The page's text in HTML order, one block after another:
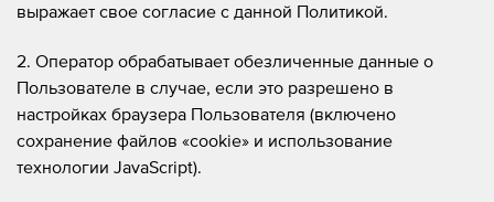
выражает свое согласие с данной Политикой.
2. Оператор обрабатывает обезличенные данные о
Пользователе в случае, если это разрешено в
настройках браузера Пользователя (включено
сохранение файлов «cookie» и использование
технологии JavaScript).